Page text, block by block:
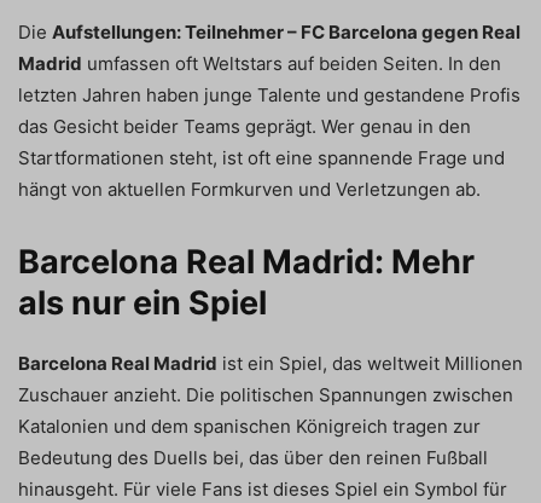
Die Aufstellungen: Teilnehmer – FC Barcelona gegen Real
Madrid umfassen oft Weltstars auf beiden Seiten. In den
letzten Jahren haben junge Talente und gestandene Profis
das Gesicht beider Teams geprägt. Wer genau in den
Startformationen steht, ist oft eine spannende Frage und
hängt von aktuellen Formkurven und Verletzungen ab.
Barcelona Real Madrid: Mehr
als nur ein Spiel
Barcelona Real Madrid ist ein Spiel, das weltweit Millionen
Zuschauer anzieht. Die politischen Spannungen zwischen
Katalonien und dem spanischen Königreich tragen zur
Bedeutung des Duells bei, das über den reinen Fußball
hinausgeht. Für viele Fans ist dieses Spiel ein Symbol für